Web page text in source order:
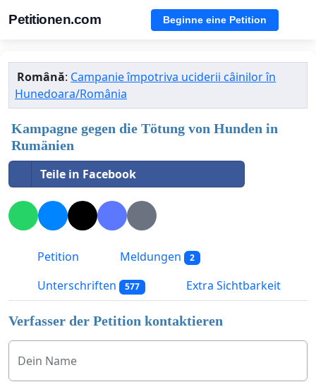
Petitionen.com Beginne eine Petition
Română: Campanie împotriva uciderii câinilor în
Hunedoara/România
Kampagne gegen die Tötung von Hunden in
Rumänien
Teile in Facebook
Petition Meldungen 2
Unterschriften 577 Extra Sichtbarkeit
Verfasser der Petition kontaktieren
Dein Name